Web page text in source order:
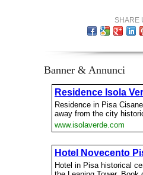
SHARE
Banner & Annunci